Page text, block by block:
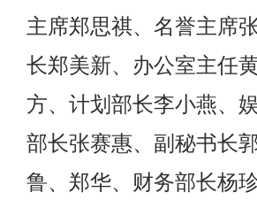
主席郑思祺、名誉主席
长郑美新、办公室主任
方、计划部长李小燕、
部长张赛惠、副秘书长
鲁、郑华、财务部长杨